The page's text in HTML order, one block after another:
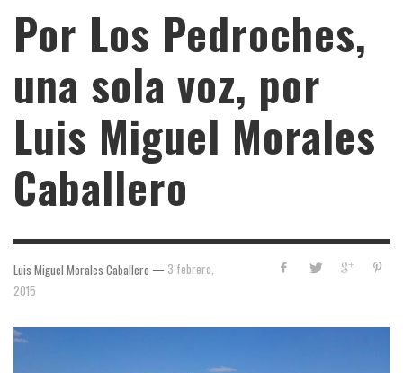
Por Los Pedroches,
una sola voz, por
Luis Miguel Morales
Caballero
Luis Miguel Morales Caballero — 3 febrero,
2015